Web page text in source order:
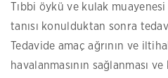
Tıbbi öykü ve kulak
tanısı konulduktan sonra
Tedavide amaç ağrının ve
havalanmasının sağlanması